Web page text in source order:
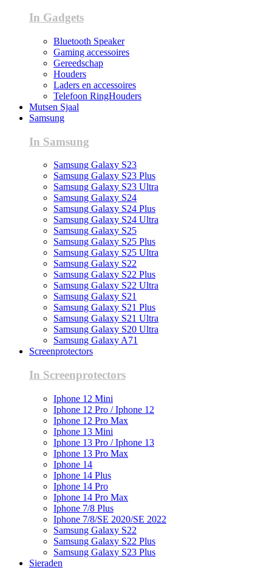
In Gadgets
Bluetooth Speaker
Gaming accessoires
Gereedschap
Houders
Laders en accessoires
Telefoon RingHouders
Mutsen Sjaal
Samsung
In Samsung
Samsung Galaxy S23
Samsung Galaxy S23 Plus
Samsung Galaxy S23 Ultra
Samsung Galaxy S24
Samsung Galaxy S24 Plus
Samsung Galaxy S24 Ultra
Samsung Galaxy S25
Samsung Galaxy S25 Plus
Samsung Galaxy S25 Ultra
Samsung Galaxy S22
Samsung Galaxy S22 Plus
Samsung Galaxy S22 Ultra
Samsung Galaxy S21
Samsung Galaxy S21 Plus
Samsung Galaxy S21 Ultra
Samsung Galaxy S20 Ultra
Samsung Galaxy A71
Screenprotectors
In Screenprotectors
Iphone 12 Mini
Iphone 12 Pro / Iphone 12
Iphone 12 Pro Max
Iphone 13 Mini
Iphone 13 Pro / Iphone 13
Iphone 13 Pro Max
Iphone 14
Iphone 14 Plus
Iphone 14 Pro
Iphone 14 Pro Max
Iphone 7/8 Plus
Iphone 7/8/SE 2020/SE 2022
Samsung Galaxy S22
Samsung Galaxy S22 Plus
Samsung Galaxy S23 Plus
Sieraden